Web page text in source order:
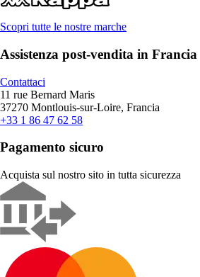
Scopri tutte le nostre marche
Assistenza post-vendita in Francia
Contattaci
11 rue Bernard Maris
37270 Montlouis-sur-Loire, Francia
+33 1 86 47 62 58
Pagamento sicuro
Acquista sul nostro sito in tutta sicurezza